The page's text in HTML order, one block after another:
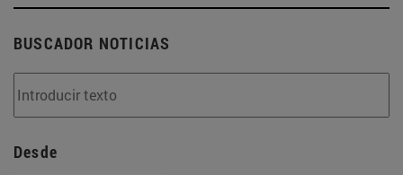
BUSCADOR NOTICIAS
Desde